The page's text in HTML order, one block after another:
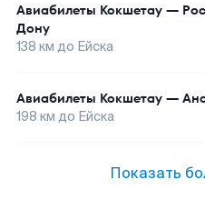
Авиабилеты Кокшетау —
Дону
138 км до Ейска
Авиабилеты Кокшетау —
198 км до Ейска
Показать